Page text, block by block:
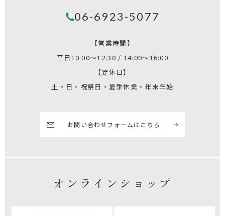
06-6923-5077
【営業時間】
平日10:00～12:30 / 14:00～16:00
【定休日】
土・日・祝祭日・夏季休業・年末年始
お問い合わせフォームはこちら
オンラインショップ